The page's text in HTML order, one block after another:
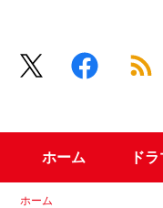
ホーム ド
ホーム